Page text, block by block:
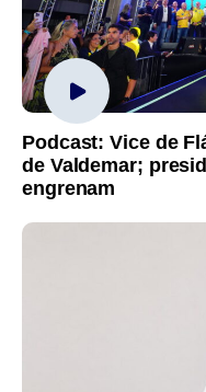
Podcast: Vice de
de Valdemar;
engrenam